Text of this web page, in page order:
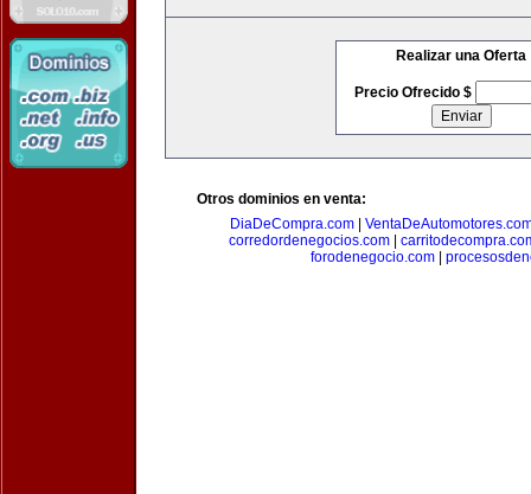
Realizar una Oferta
Precio Ofrecido $
Otros dominios en venta:
DiaDeCompra.com|
corredordenegocios.com
forodenegocio.com